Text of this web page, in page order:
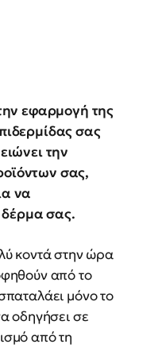
εφαρμογή της
σας
την
σας,
να
σας.
κοντά στην ώρα
από το
μόνο το
οδηγήσει σε
από τη